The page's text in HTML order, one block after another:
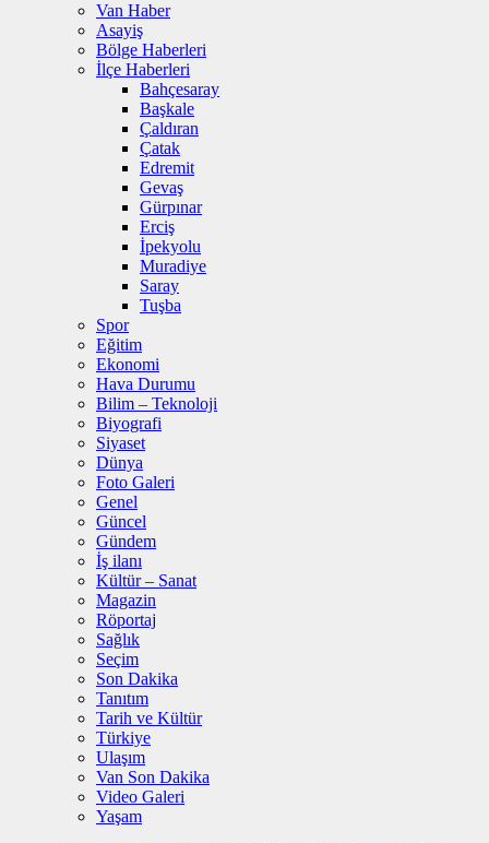
Van Haber
Asayiş
Bölge Haberleri
İlçe Haberleri
Bahçesaray
Başkale
Çaldıran
Çatak
Edremit
Gevaş
Gürpınar
Erciş
İpekyolu
Muradiye
Saray
Tuşba
Spor
Eğitim
Ekonomi
Hava Durumu
Bilim – Teknoloji
Biyografi
Siyaset
Dünya
Foto Galeri
Genel
Güncel
Gündem
İş ilanı
Kültür – Sanat
Magazin
Röportaj
Sağlık
Seçim
Son Dakika
Tanıtım
Tarih ve Kültür
Türkiye
Ulaşım
Van Son Dakika
Video Galeri
Yaşam